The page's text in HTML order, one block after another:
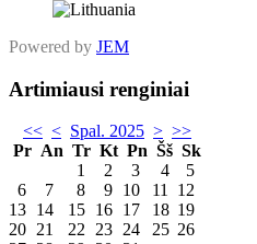
Powered by JEM
Artimiausi renginiai
<< < Spal. 2025 > >>
Pr An Tr Kt Pn Šš Sk
1
2 3 4
5
6
7 8 9 10 11
12
13 14 15 16 17 18 19
20 21 22 23 24 25 26